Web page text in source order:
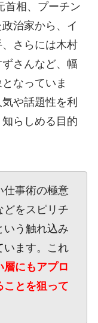
首相、プーチン
治家から、イ
さらには木村
さんなど、幅
なっていま
や話題性を利
らしめる目的
仕事術の極意
どをスピリチ
いう触れ込み
います。これ
層にもアプロ
ことを狙って